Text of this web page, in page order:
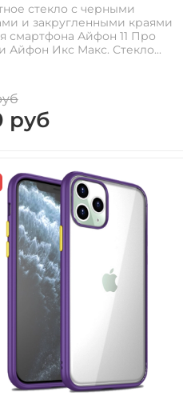
стекло с черными
и закругленными краями
смартфона Айфон 11 Про
Айфон Икс Макс. Стекло...
руб